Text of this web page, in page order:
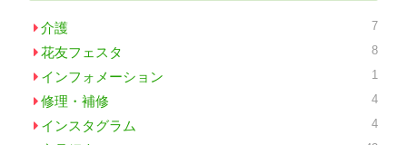
介護 7
花友フェスタ 8
インフォメーション 1
修理・補修 4
インスタグラム 4